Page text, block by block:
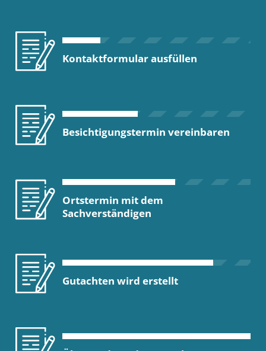
Kontaktformular ausfüllen
Besichtigungstermin vereinbaren
Ortstermin mit dem
Sachverständigen
Gutachten wird erstellt